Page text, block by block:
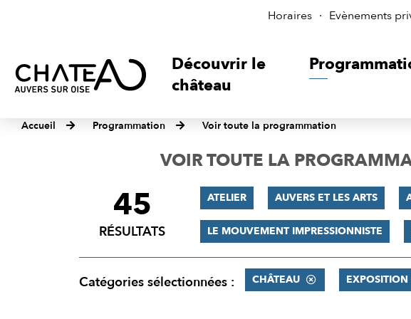
Horaires Evènements
Découvrir le
château
Accueil Programmation Voir toute la programmation
VOIR TOUTE LA
FILTRER
RÉSULTATS
45
RÉSULTATS
ATELIER AUVERS ET LES ARTS
LE MOUVEMENT IMPRESSIONNISTE
Catégories sélectionnées : CHÂTEAU EXPOSITION